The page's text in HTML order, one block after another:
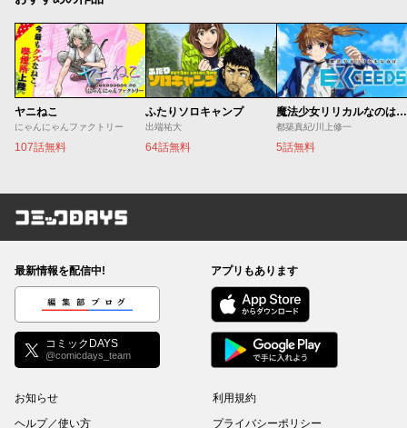
ヤニねこ
にゃんにゃんファクトリー
107話無料
ふたりソロキャンプ
出端祐大
64話無料
魔法少女リリカルなのは EXCEEDS
都築真紀/川上修一
5話無料
コミックDAYS
最新情報を配信中!
編集部ブログ
コミックDAYS
@comicdays_team
アプリもあります
お知らせ
ヘルプ／使い方
利用規約
プライバシーポリシー